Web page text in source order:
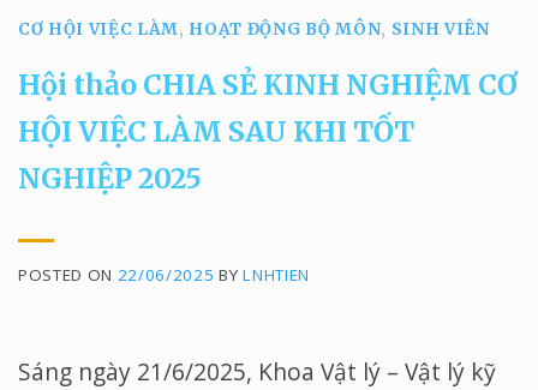
đào tạo ngành Hải
dương học
Chương trình đào tạo ngành Hải dương
học nhằm đào tạo những cử nhân,
CƠ HỘI VIỆC LÀM, HOẠT ĐỘNG BỘ MÔN, SINH VIÊN
Hội thảo CHIA SẺ KINH NGHIỆM CƠ
HỘI VIỆC LÀM SAU KHI TỐT
NGHIỆP 2025
POSTED ON 22/06/2025 BYLNHTIEN
Sáng ngày 21/6/2025, Khoa Vật lý – Vật lý kỹ